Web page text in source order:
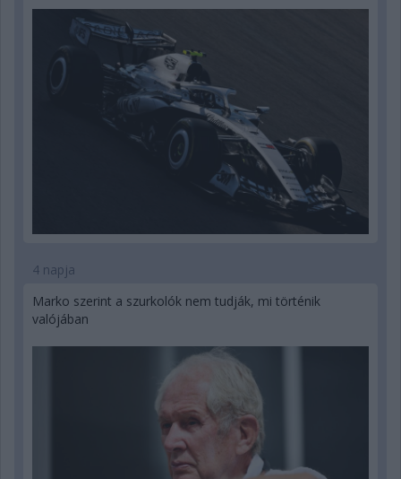
4 napja
Marko szerint a szurkolók nem tudják, mi történik
valójában